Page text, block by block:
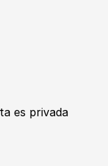
es privada